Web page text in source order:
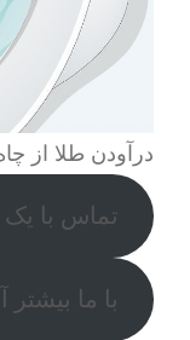
درآودن طلا از
تماس با یک
با ما بیشتر